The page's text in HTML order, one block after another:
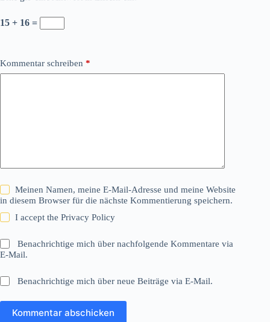
15 + 16 =
Kommentar schreiben *
Meinen Namen, meine E-Mail-Adresse und meine Website
in diesem Browser für die nächste Kommentierung speichern.
I accept thePrivacy Policy
Benachrichtige mich über nachfolgende Kommentare via
E-Mail.
Benachrichtige mich über neue Beiträge via E-Mail.
Kommentar abschicken